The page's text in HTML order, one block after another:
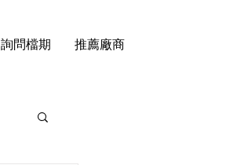
詢問檔期 推薦廠商